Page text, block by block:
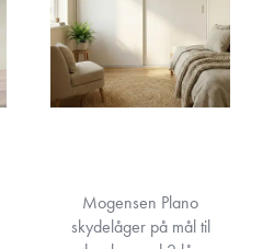
Mogensen Plano
skydelåger på mål til